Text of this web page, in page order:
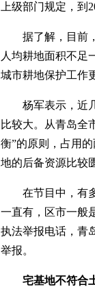
上级部门规定，到
据了解，目前，
人均耕地面积不足
城市耕地保护工作
杨军表示，近几
比较大。从青岛全
衡”的原则，占用
地的后备资源比较
在节目中，有多
一直有，区市一般
执法举报电话，青
举报。
宅基地不符合